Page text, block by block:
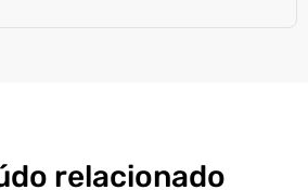
relacionado